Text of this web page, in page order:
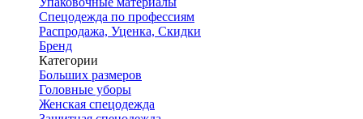
Спецодежда по профессиям
Распродажа, Уценка, Скидки
Бренд
Категории
Больших размеров
Головные уборы
Женская спецодежда